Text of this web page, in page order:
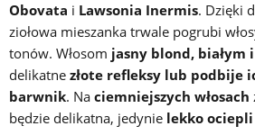
Obovata i Lawsonia Inermis. Dzięki
ziołowa mieszanka trwale pogrubi
tonów. Włosom jasny blond, białym
delikatne złote refleksy lub podbije
barwnik. Na ciemniejszych włosach
będzie delikatna, jedynie lekko ociepli